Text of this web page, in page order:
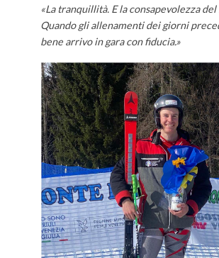
«La tranquillità. E la consapevolezza
Quando gli allenamenti dei giorni
bene arrivo in gara con fiducia.»